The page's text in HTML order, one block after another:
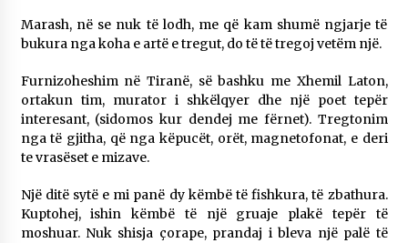
Marash, në se nuk të lodh, me që kam shumë ngjarje të
bukura nga koha e artë e tregut, do të të tregoj vetëm një.
Furnizoheshim në Tiranë, së bashku me Xhemil Laton,
ortakun tim, murator i shkëlqyer dhe një poet tepër
interesant, (sidomos kur dendej me fërnet). Tregtonim
nga të gjitha, që nga këpucët, orët, magnetofonat, e deri
te vrasëset e mizave.
Një ditë sytë e mi panë dy këmbë të fishkura, të zbathura.
Kuptohej, ishin këmbë të një gruaje plakë tepër të
moshuar. Nuk shisja çorape, prandaj i bleva një palë të